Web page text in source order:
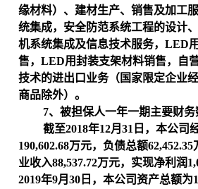
缘材料）、建材生产、销售及加工
统集成，安全防范系统工程的设计
机系统集成及信息技术服务，LED
售，LED用封装支架材料销售，自
技术的进出口业务（国家限定企业
商品除外）。
7、被担保人一年一期主要财务
截至2018年12月31 日，本公司
190,602.68万元，负债总额62,452.35
业收入88,537.72万元，实现净利润
2019年9月30 日，本公司资产总额为